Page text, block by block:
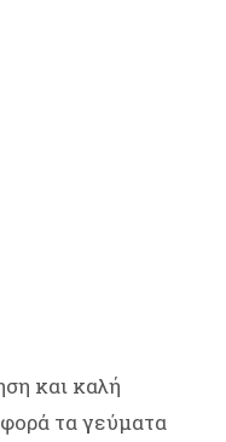
και καλή
τα γεύματα